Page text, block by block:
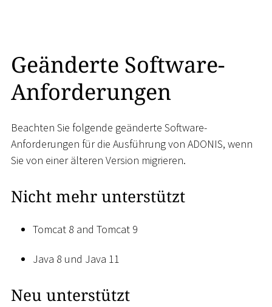
Geänderte Software-
Anforderungen
Beachten Sie folgende geänderte Software-
Anforderungen für die Ausführung von ADONIS, wenn
Sie von einer älteren Version migrieren.
Nicht mehr unterstützt
Tomcat 8 and Tomcat 9
Java 8 und Java 11
Neu unterstützt